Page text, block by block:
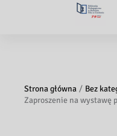
Strona główna
Bez
Zaproszenie na wystawę